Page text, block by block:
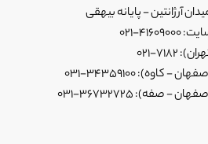
آرژانتین - پایانه بیهقی
021
021
34359100-031
صفه): 36732725-031